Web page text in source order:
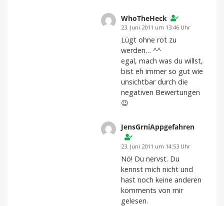
WhoTheHeck
23. Juni 2011 um 13:46 Uhr
Lügt ohne rot zu
werden… ^^
egal, mach was du willst,
bist eh immer so gut wie
unsichtbar durch die
negativen Bewertungen
😉
JensGrniAppgefahren
23. Juni 2011 um 14:53 Uhr
Nö! Du nervst. Du
kennst mich nicht und
hast noch keine anderen
komments von mir
gelesen.